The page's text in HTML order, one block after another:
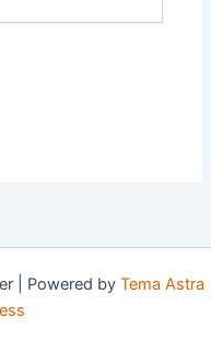
| Powered by Tema Astra